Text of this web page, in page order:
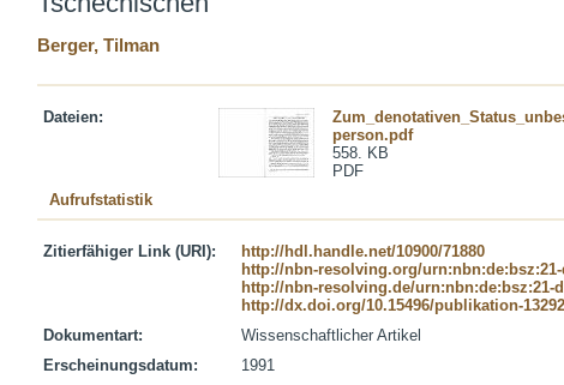
Berger, Tilman
Dateien:
person.pdf
558. KB
PDF
Aufrufstatistik
Zitierfähiger Link (URI):
http://hdl.handle.net/10900/71880
http://nbn-resolving.org/urn:nbn:de:bsz:21-
http://nbn-resolving.de/urn:nbn:de:bsz:21-
http://dx.doi.org/10.15496/publikation-13292
Dokumentart:
Wissenschaftlicher Artikel
Erscheinungsdatum:
1991